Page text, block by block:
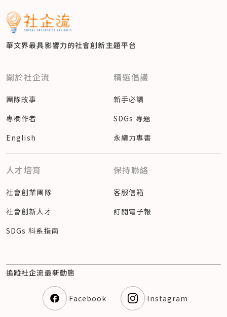
華文界最具影響力的社會創新主題平台
關於社企流
團隊故事
專欄作者
English
精選倡議
新手必讀
SDGs 專題
永續力專書
人才培育
社會創業團隊
社會創新人才
SDGs 科系指南
保持聯絡
客服信箱
訂閱電子報
追蹤社企流最新動態
Facebook Instagram